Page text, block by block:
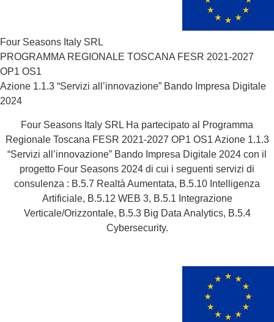
Four Seasons Italy SRL
PROGRAMMA REGIONALE TOSCANA FESR 2021-2027
OP1 OS1
Azione 1.1.3 “Servizi all’innovazione” Bando Impresa Digitale
2024
Four Seasons Italy SRL Ha partecipato al Programma
Regionale Toscana FESR 2021-2027 OP1 OS1 Azione 1.1.3
“Servizi all’innovazione” Bando Impresa Digitale 2024 con il
progetto Four Seasons 2024 di cui i seguenti servizi di
consulenza : B.5.7 Realtà Aumentata, B.5.10 Intelligenza
Artificiale, B.5.12 WEB 3, B.5.1 Integrazione
Verticale/Orizzontale, B.5.3 Big Data Analytics, B.5.4
Cybersecurity.